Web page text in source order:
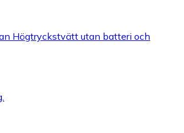
Högtryckstvätt utan batteri och